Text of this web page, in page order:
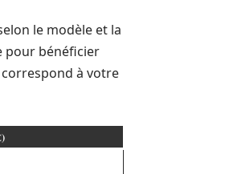
le modèle et la
pour bénéficier
à votre